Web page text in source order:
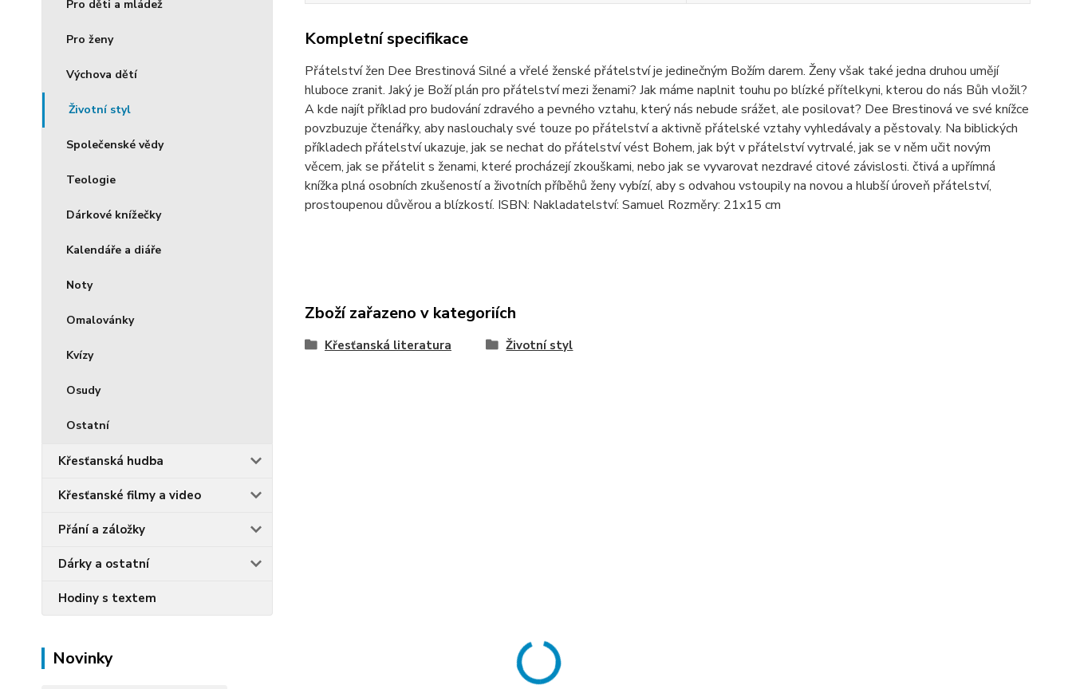
Pro děti a mládež
Pro ženy
Výchova dětí
Životní styl
Společenské vědy
Teologie
Dárkové knížečky
Kalendáře a diáře
Noty
Omalovánky
Kvízy
Osudy
Ostatní
Křesťanská hudba
Křesťanské filmy a video
Přání a záložky
Dárky a ostatní
Hodiny s textem
Novinky
Kompletní specifikace
Přátelství žen Dee Brestinová Silné a vřelé ženské přátelství je jedinečným Božím darem. Ženy však také jedna druhou umějí
hluboce zranit. Jaký je Boží plán pro přátelství mezi ženami? Jak máme naplnit touhu po blízké přítelkyni, kterou do nás Bůh vložil?
A kde najít příklad pro budování zdravého a pevného vztahu, který nás nebude srážet, ale posilovat? Dee Brestinová ve své knížce
povzbuzuje čtenářky, aby naslouchaly své touze po přátelství a aktivně přátelské vztahy vyhledávaly a pěstovaly. Na biblických
příkladech přátelství ukazuje, jak se nechat do přátelství vést Bohem, jak být v přátelství vytrvalé, jak se v něm učit novým
věcem, jak se přátelit s ženami, které procházejí zkouškami, nebo jak se vyvarovat nezdravé citové závislosti. čtivá a upřímná
knížka plná osobních zkušeností a životních příběhů ženy vybízí, aby s odvahou vstoupily na novou a hlubší úroveň přátelství,
prostoupenou důvěrou a blízkostí. ISBN: Nakladatelství: Samuel Rozměry: 21x15 cm
Zboží zařazeno v kategoriích
Křesťanská literatura Životní styl